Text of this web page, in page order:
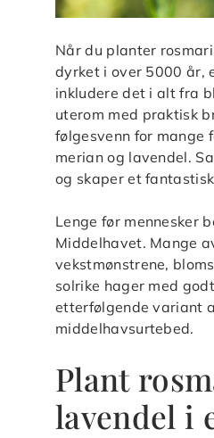
Når du planter
dyrket i over 5000 år,
inkludere det i alt fra
uterom med praktisk
følgesvenn for mange
merian og lavendel.
og skaper et
Lenge før mennesker
Middelhavet. Mange
vekstmønstrene,
solrike hager med
etterfølgende variant
middelhavsurtebed.
Plant
lavendel i